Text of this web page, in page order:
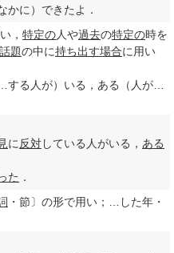
かに）できたよ．
， 特定の人や過去の特定の時を
話題の中に持ち出す場合に用い
する人が）いる，ある（人が…
に 反対している人がいる， ある
た ．
・節〕の形で用い；…した年・